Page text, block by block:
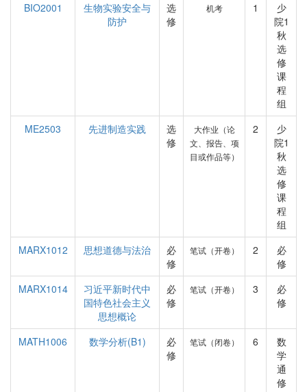
BIO2001
生物实验安全与
防护
选
修
机考 1
少
院1
秋
选
修
课
程
组
ME2503
先进制造实践
选
修
大作业（论
文、报告、项
目或作品等）
2
少
院1
秋
选
修
课
程
组
MARX1012
思想道德与法治
必
修
笔试（开卷） 2
必
修
MARX1014
习近平新时代中
国特色社会主义
思想概论
必
修
笔试（开卷） 3
必
修
MATH1006 数学分析(B1)
必
修
笔试（闭卷） 6
数
学
通
修